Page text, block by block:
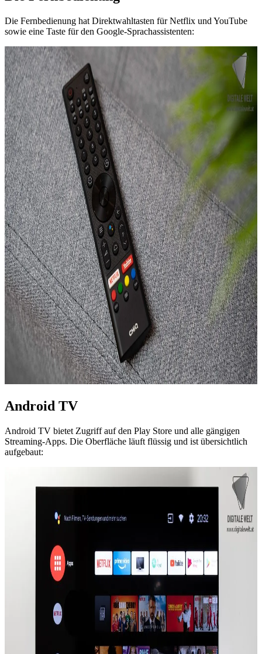
Die Fernbedienung hat Direktwahltasten für Netflix und YouTube
sowie eine Taste für den Google-Sprachassistenten:
Android TV
Android TV bietet Zugriff auf den Play Store und alle gängigen
Streaming-Apps. Die Oberfläche läuft flüssig und ist übersichtlich
aufgebaut: